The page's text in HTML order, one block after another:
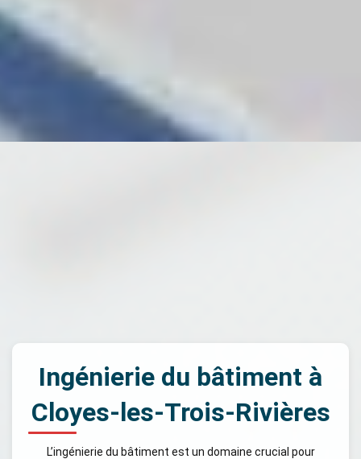
Ingénierie du bâtiment à
Cloyes-les-Trois-Rivières
L’ingénierie du bâtiment est un domaine crucial pour